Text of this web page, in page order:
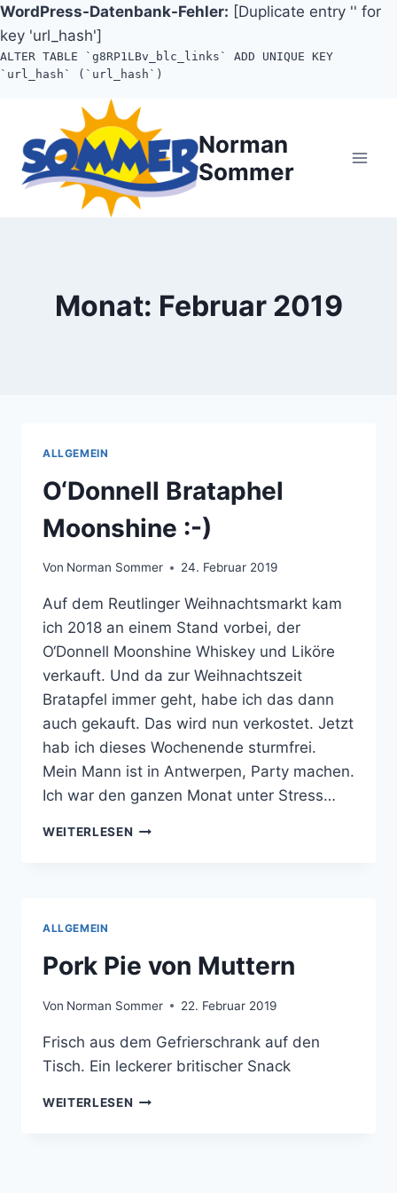
WordPress-Datenbank-Fehler: [Duplicate entry '' for
key 'url_hash']
ALTER TABLE `g8RP1LBv_blc_links` ADD UNIQUE KEY
`url_hash` (`url_hash`)
springen
Norman
Sommer
Monat: Februar 2019
ALLGEMEIN
O‘Donnell Brataphel
Moonshine :-)
Von Norman Sommer 24. Februar 2019
Auf dem Reutlinger Weihnachtsmarkt kam
ich 2018 an einem Stand vorbei, der
O‘Donnell Moonshine Whiskey und Liköre
verkauft. Und da zur Weihnachtszeit
Bratapfel immer geht, habe ich das dann
auch gekauft. Das wird nun verkostet. Jetzt
hab ich dieses Wochenende sturmfrei.
Mein Mann ist in Antwerpen, Party machen.
Ich war den ganzen Monat unter Stress…
WEITERLESEN O‘DONNELL
ALLGEMEIN
Pork Pie von Muttern
Von Norman Sommer 22. Februar 2019
Frisch aus dem Gefrierschrank auf den
Tisch. Ein leckerer britischer Snack
WEITERLESEN PORK